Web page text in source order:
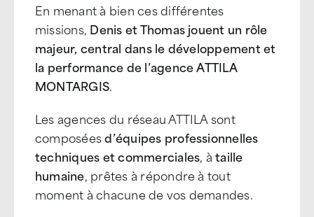
En menant à bien ces différentes
missions, Denis et Thomas jouent un rôle
majeur, central dans le développement et
la performance de l’agence ATTILA
MONTARGIS.
Les agences du réseau ATTILA sont
composéesd’équipes professionnelles
techniques et commerciales, àtaille
humaine, prêtes à répondre à tout
moment à chacune de vos demandes.